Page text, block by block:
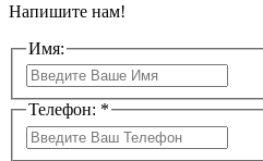
Напишите нам!
Имя:
Телефон: *